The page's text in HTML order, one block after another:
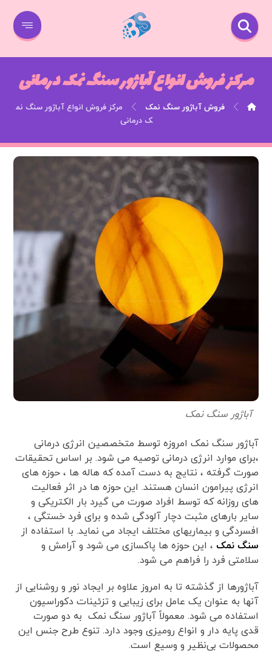
مرکز فروش انواع آباژور سنگ نمک درمانی
فروش آباژور سنگ نمک
مرکز فروش انواع آباژور سنگ نم
ک درمانی
آباژور سنگ نمک
آباژور سنگ نمک امروزه توسط متخصصین انرژی درمانی
،برای موارد انرژی درمانی توصیه می شود. بر اساس تحقیقات
صورت گرفته ، نتایج به دست آمده که هاله ها ، حوزه های
انرژی پیرامون انسان هستند. این حوزه ها در اثر فعالیت
های روزانه که توسط افراد صورت می گیرد بار الکتریکی و
سایر بارهای مثبت دچار آلودگی شده و برای فرد خستگی ،
افسردگی و بیماریهای مختلف ایجاد می نماید. با استفاده از
سنگ نمک ، این حوزه ها پاکسازی می شود و آرامش و
سلامتی فرد را فراهم می‌ شود.
آباژورها از گذشته تا به امروز علاوه بر ایجاد نور و روشنایی از
آنها به عنوان یک عامل برای زیبایی و تزئینات دکوراسیون
استفاده می شود. معمولاً آباژور سنگ نمک به دو صورت
قدی پایه دار و انواع رومیزی وجود دارد. تنوع طرح جنس این
محصولات بی‌نظیر و وسیع است.